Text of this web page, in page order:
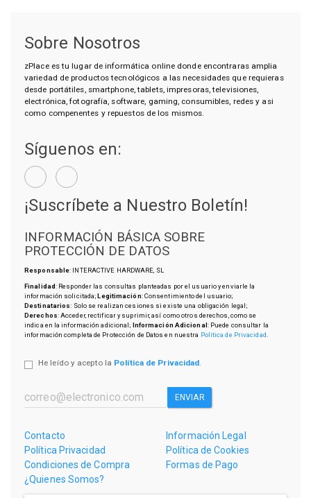
Sobre Nosotros
zPlace es tu lugar de informática online donde encontraras amplia
variedad de productos tecnológicos a las necesidades que requieras
desde portátiles, smartphone, tablets, impresoras, televisiones,
electrónica, fotografía, software, gaming, consumibles, redes y asi
como compenentes y repuestos de los mismos.
Síguenos en:
¡Suscríbete a Nuestro Boletín!
INFORMACIÓN BÁSICA SOBRE
PROTECCIÓN DE DATOS
Responsable: INTERACTIVE HARDWARE, SL
Finalidad: Responder las consultas planteadas por el usuario y enviarle la
información solicitada; Legitimación: Consentimiento del usuario;
Destinatarios: Solo se realizan cesiones si existe una obligación legal;
Derechos: Acceder, rectificar y suprimir, así como otros derechos, como se
indica en la información adicional; Información Adicional : Puede consultar la
información completa de Protección de Datos en nuestra Política de Privacidad.
He leído y acepto la Política de Privacidad
ENVIAR
Contacto
Información Legal
Política Privacidad
Política de Cookies
Condiciones de Compra
Formas de Pago
¿Quienes Somos?